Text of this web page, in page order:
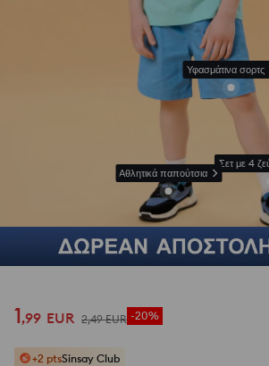
Υφασμάτινα σορτς
Σετ με 4
Αθλητικά παπούτσια
1,99 EUR 2,49 EUR -20%
+2 ptsSinsay Club